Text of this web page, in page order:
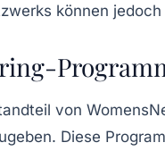
können
von
Diese